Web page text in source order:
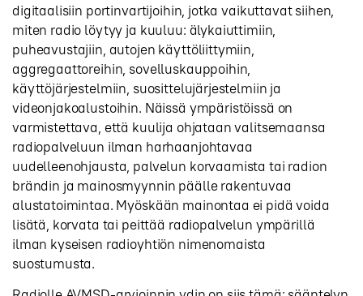
digitaalisiin portinvartijoihin, jotka vaikuttavat siihen,
miten radio löytyy ja kuuluu: älykaiuttimiin,
puheavustajiin, autojen käyttöliittymiin,
aggregaattoreihin, sovelluskauppoihin,
käyttöjärjestelmiin, suosittelujärjestelmiin ja
videonjakoalustoihin. Näissä ympäristöissä on
varmistettava, että kuulija ohjataan valitsemaansa
radiopalveluun ilman harhaanjohtavaa
uudelleenohjausta, palvelun korvaamista tai radion
brändin ja mainosmyynnin päälle rakentuvaa
alustatoimintaa. Myöskään mainontaa ei pidä voida
lisätä, korvata tai peittää radiopalvelun ympärillä
ilman kyseisen radioyhtiön nimenomaista
suostumusta.